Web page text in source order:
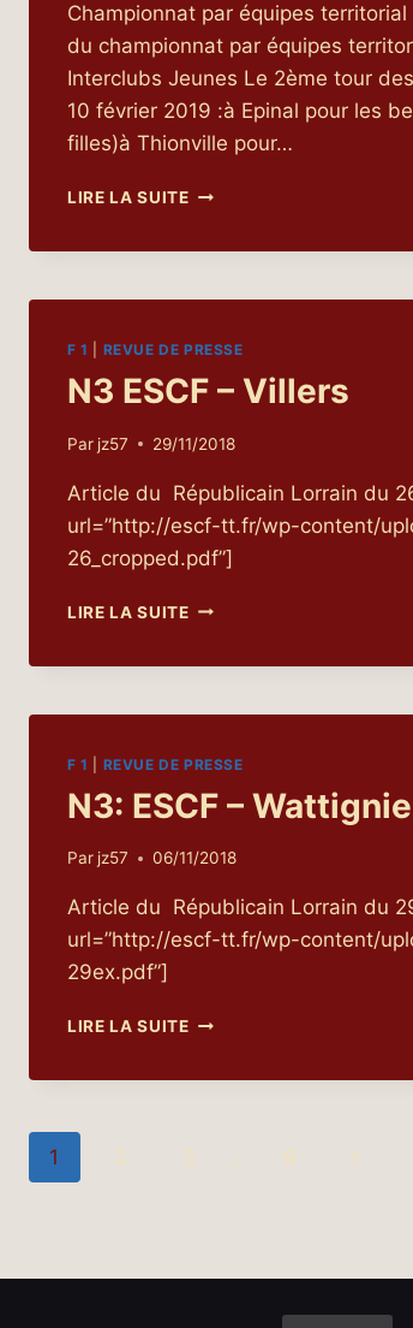
Championnat par équipes
du championnat par équipes
Interclubs Jeunes Le 2ème tour
10 février 2019 :à Epinal pour les
filles)à Thionville pour…
LIRE LA SUITECOURRIER
F 1 REVUE DE PRESSE
N3 ESCF – Villers
Par jz57 29/11/2018
Article du Républicain Lorrain du
url=”http://escf-tt.fr/wp-content/
26_cropped.pdf”]
LIRE LA SUITEN3
F 1 REVUE DE PRESSE
N3: ESCF –
Par jz57 06/11/2018
Article du Républicain Lorrain du
url=”http://escf-tt.fr/wp-content/
29ex.pdf”]
LIRE LA SUITEN3:
Navigation
1 2 3 … 8
Page